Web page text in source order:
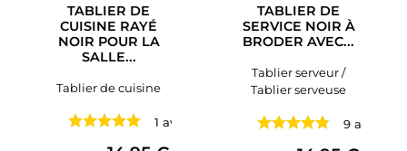
TABLIER DE
CUISINE RAYÉ
NOIR POUR LA
SALLE...
Tablier de cuisine
1 avis
TABLIER DE
SERVICE NOIR À
BRODER AVEC...
Tablier serveur /
Tablier serveuse
9 avis